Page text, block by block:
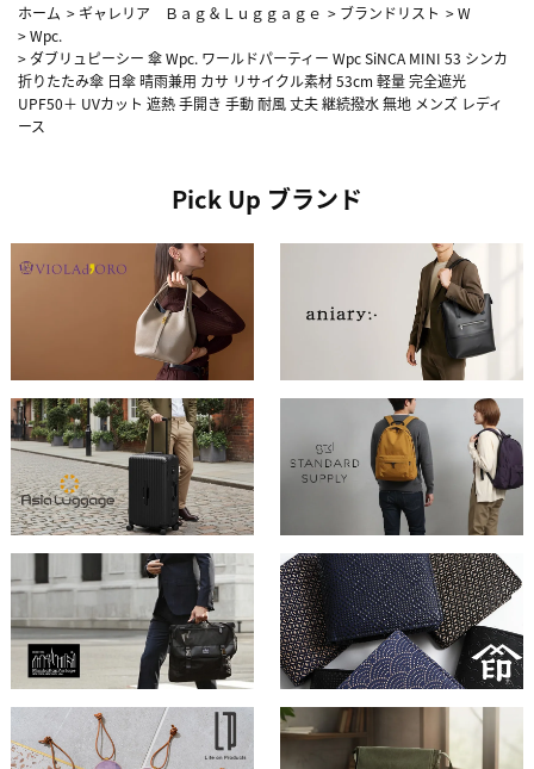
ホーム > ギャレリア Ｂａｇ＆Ｌｕｇｇａｇｅ > ブランドリスト >W
>Wpc.
> ダブリュピーシー 傘 Wpc. ワールドパーティー Wpc SiNCA MINI 53 シンカ
折りたたみ傘 日傘 晴雨兼用 カサ リサイクル素材 53cm 軽量 完全遮光
UPF50＋ UVカット 遮熱 手開き 手動 耐風 丈夫 継続撥水 無地 メンズ レディ
ース
Pick Up ブランド